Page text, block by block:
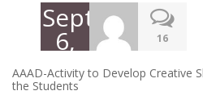
September
6,
2017
16
AAAD-Activity to Develop Creative
the Students